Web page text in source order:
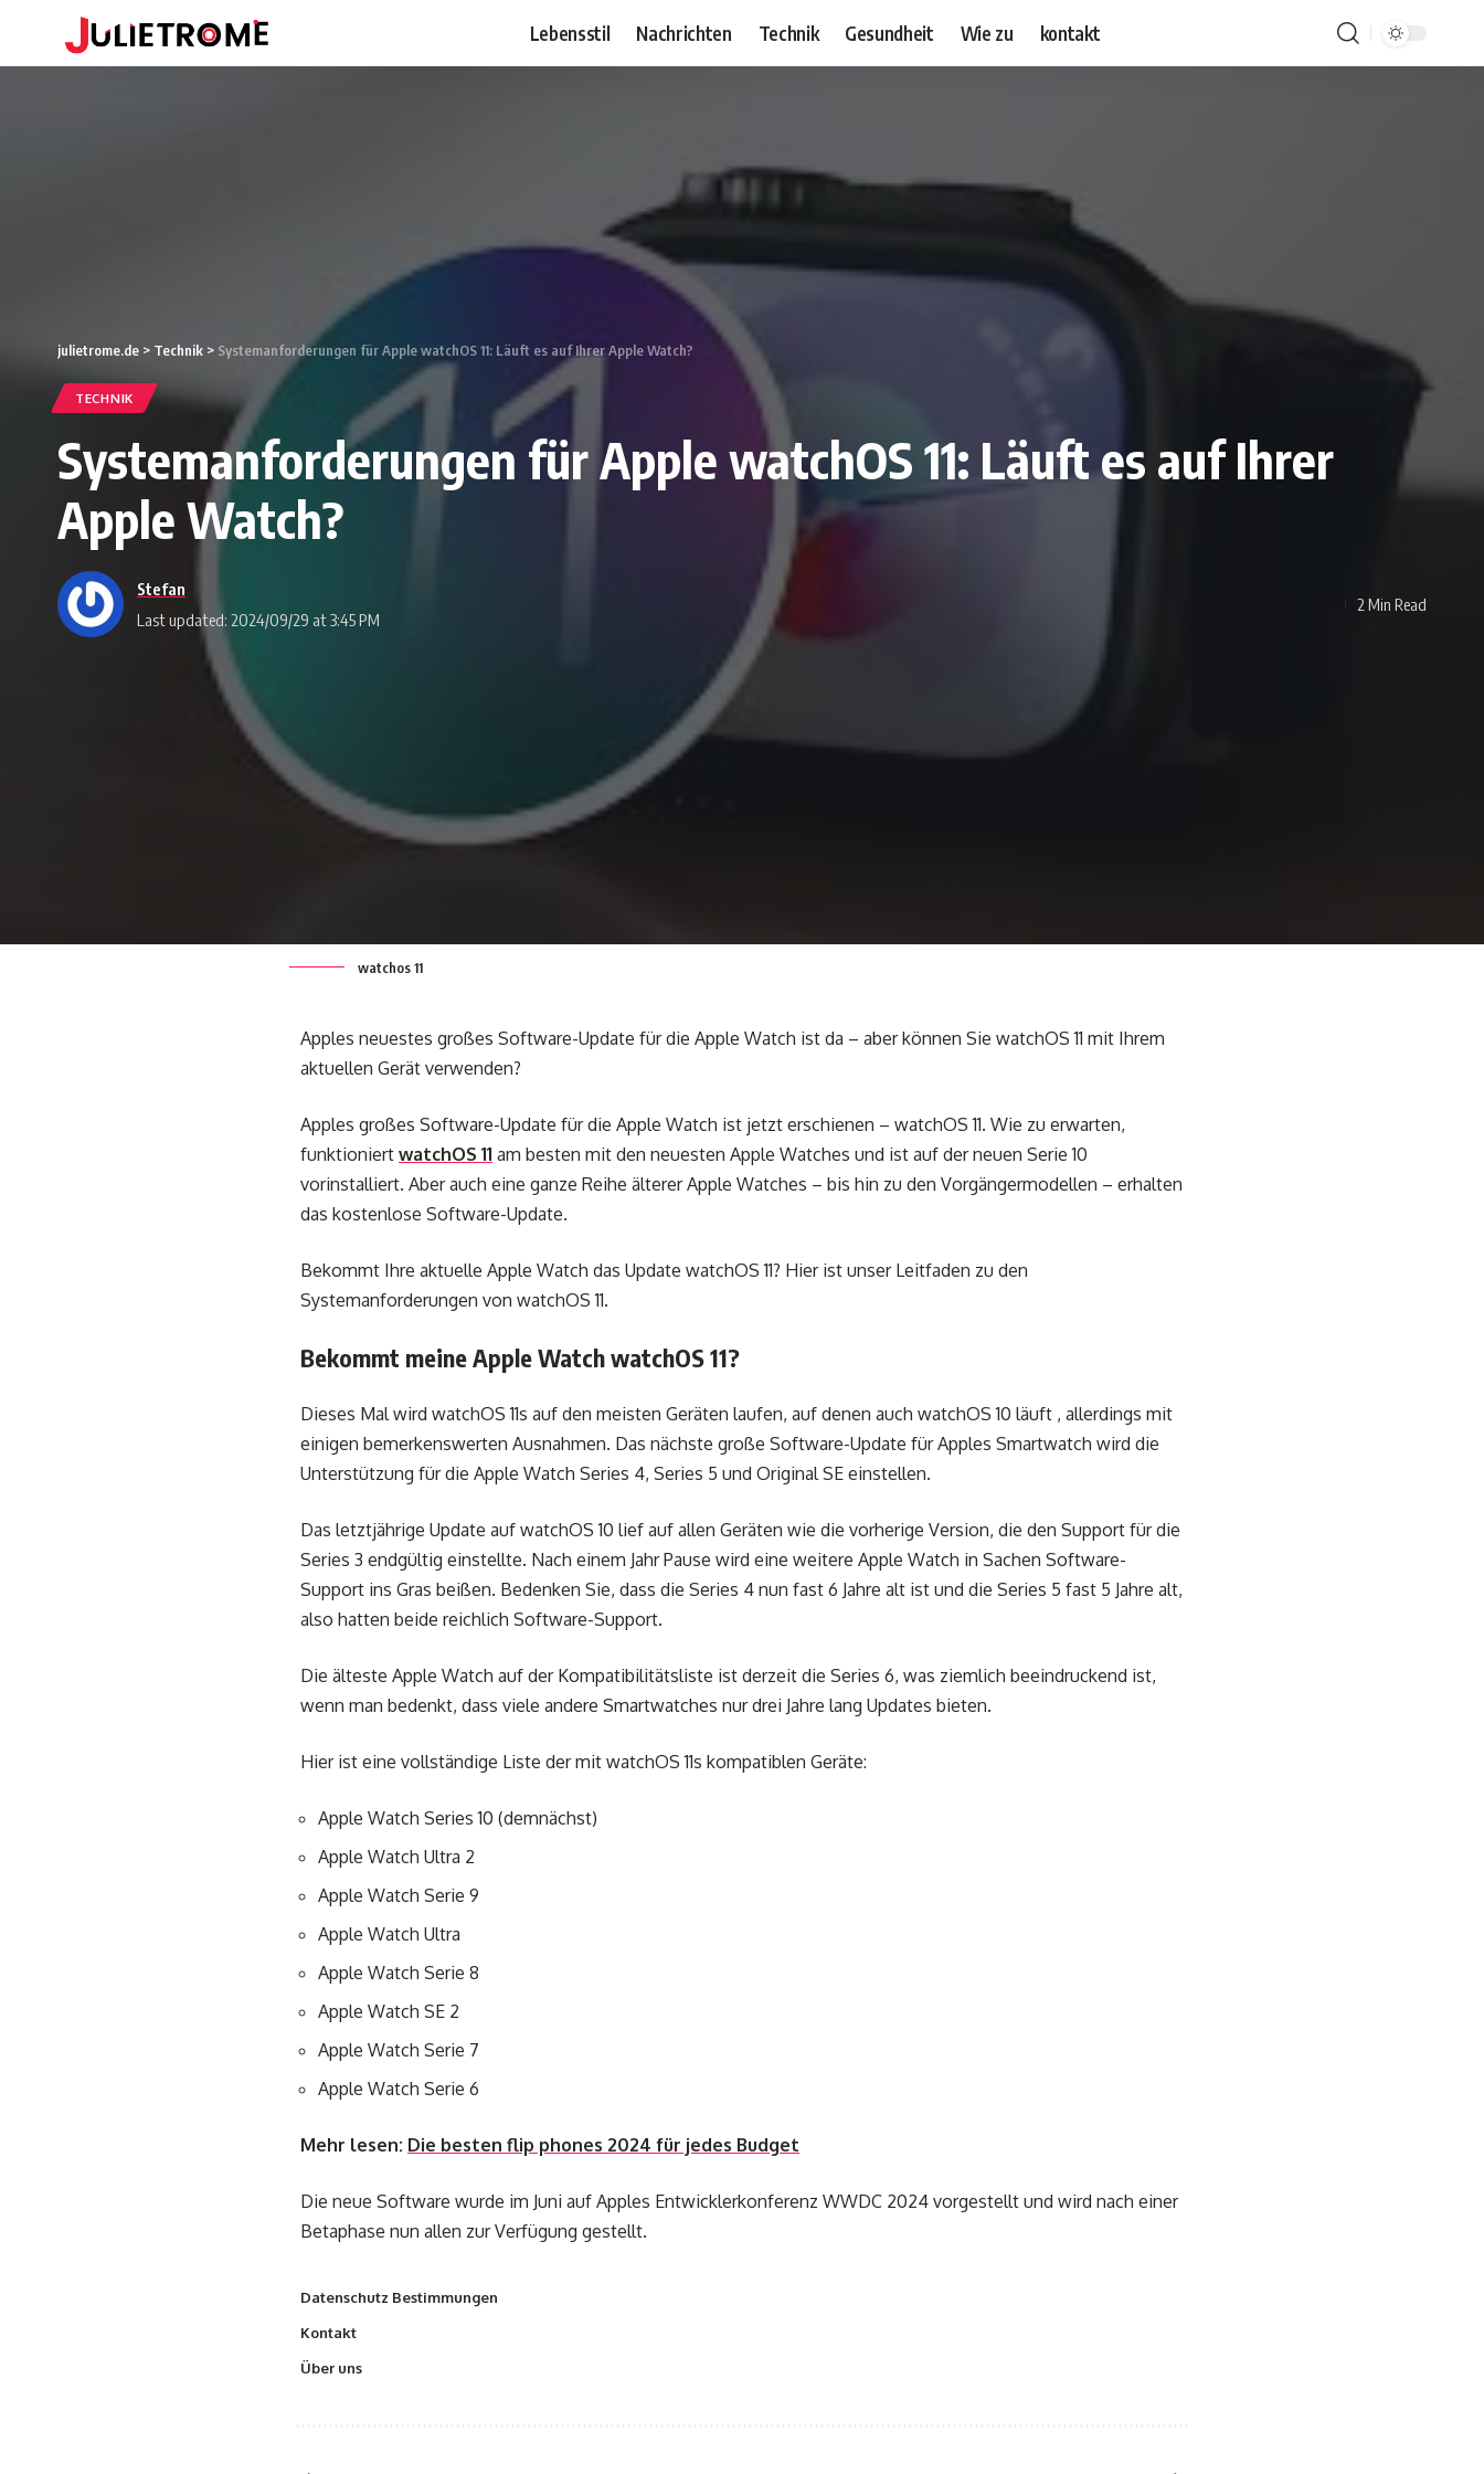
Lebensstil Nachrichten Technik Gesundheit Wie zu kontakt
julietrome.de > Technik > Systemanforderungen für Apple watchOS 11: Läuft es auf Ihrer Apple Watch?
TECHNIK
Systemanforderungen für Apple watchOS 11: Läuft es auf Ihrer
Apple Watch?
Last updated: 2024/09/29 at 3:45 PM
Stefan
2 Min Read
watchos 11
Apples neuestes großes Software-Update für die Apple Watch ist da – aber können Sie watchOS 11 mit Ihrem
aktuellen Gerät verwenden?
Apples großes Software-Update für die Apple Watch ist jetzt erschienen – watchOS 11. Wie zu erwarten,
funktioniert watchOS 11 am besten mit den neuesten Apple Watches und ist auf der neuen Serie 10
vorinstalliert. Aber auch eine ganze Reihe älterer Apple Watches – bis hin zu den Vorgängermodellen – erhalten
das kostenlose Software-Update.
Bekommt Ihre aktuelle Apple Watch das Update watchOS 11? Hier ist unser Leitfaden zu den
Systemanforderungen von watchOS 11.
Bekommt meine Apple Watch watchOS 11?
Dieses Mal wird watchOS 11s auf den meisten Geräten laufen, auf denen auch watchOS 10 läuft , allerdings mit
einigen bemerkenswerten Ausnahmen. Das nächste große Software-Update für Apples Smartwatch wird die
Unterstützung für die Apple Watch Series 4, Series 5 und Original SE einstellen.
Das letztjährige Update auf watchOS 10 lief auf allen Geräten wie die vorherige Version, die den Support für die
Series 3 endgültig einstellte. Nach einem Jahr Pause wird eine weitere Apple Watch in Sachen Software-
Support ins Gras beißen. Bedenken Sie, dass die Series 4 nun fast 6 Jahre alt ist und die Series 5 fast 5 Jahre alt,
also hatten beide reichlich Software-Support.
Die älteste Apple Watch auf der Kompatibilitätsliste ist derzeit die Series 6, was ziemlich beeindruckend ist,
wenn man bedenkt, dass viele andere Smartwatches nur drei Jahre lang Updates bieten.
Hier ist eine vollständige Liste der mit watchOS 11s kompatiblen Geräte:
Apple Watch Series 10 (demnächst)
Apple Watch Ultra 2
Apple Watch Serie 9
Apple Watch Ultra
Apple Watch Serie 8
Apple Watch SE 2
Apple Watch Serie 7
Apple Watch Serie 6
Mehr lesen: Die besten flip phones 2024 für jedes Budget
Die neue Software wurde im Juni auf Apples Entwicklerkonferenz WWDC 2024 vorgestellt und wird nach einer
Betaphase nun allen zur Verfügung gestellt.
Datenschutz Bestimmungen
Kontakt
Über uns